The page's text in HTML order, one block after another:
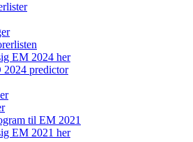
EM 2024 her
2024 predictor
til EM 2021
EM 2021 her